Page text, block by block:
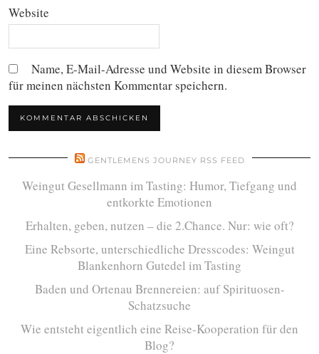
Website
Name, E-Mail-Adresse und Website in diesem Browser
für meinen nächsten Kommentar speichern.
GENTLEMENS JOURNEY RSS FEED
Weingut Gesellmann im Tasting: Humor, Tiefgang und
entkorkte Emotionen
Erhalten, geben, nutzen – die 2.Chance. Nur: wie oft?
Eine Rebsorte, unterschiedliche Dresscodes: Weingut
Blankenhorn Gutedel im Tasting
Baden und Ortenau Brennereien: auf Spirituosen-
Schatzsuche
Wie entsteht eigentlich eine Reise-Kooperation für den
Blog?